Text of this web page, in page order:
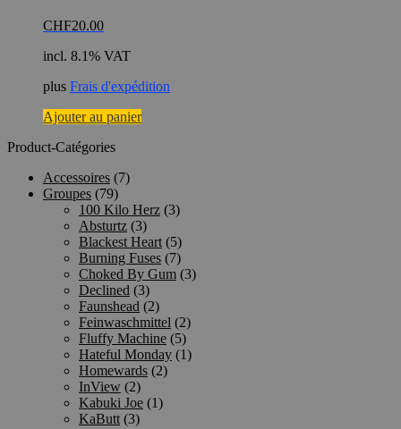
CHF20.00
incl. 8.1% VAT
plus Frais d'expédition
Ajouter au panier
Product-Catégories
Accessoires (7)
Groupes (79)
100 Kilo Herz (3)
Absturtz (3)
Blackest Heart (5)
Burning Fuses (7)
Choked By Gum (3)
Declined (3)
Faunshead (2)
Feinwaschmittel (2)
Fluffy Machine (5)
Hateful Monday (1)
Homewards (2)
InView (2)
Kabuki Joe (1)
KaButt (3)